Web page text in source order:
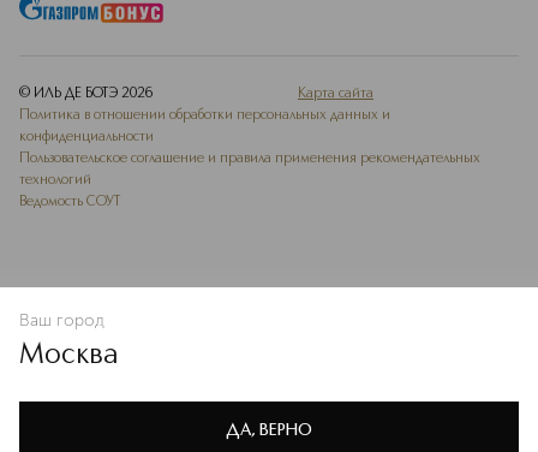
Политике конфиденциальности
В КОРЗИНУ
© ИЛЬ ДЕ БОТЭ 2026
Карта сайта
Политика в отношении обработки персональных данных и
конфиденциальности
Пользовательское соглашение и правила применения рекомендательных
технологий
Ведомость СОУТ
Ваш город
Москва
ДА, ВЕРНО